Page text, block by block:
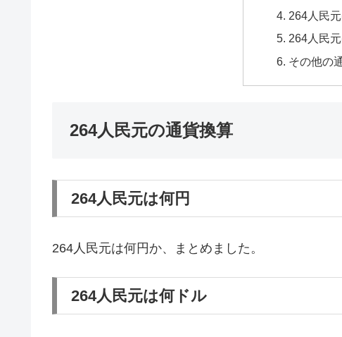
264人民
264人民
その他の
264人民元の通貨換算
264人民元は何円
264人民元は何円か、まとめました。
264人民元は何ドル